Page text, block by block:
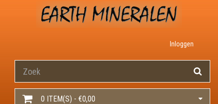
Inloggen
0 ITEM(S) - €0,00